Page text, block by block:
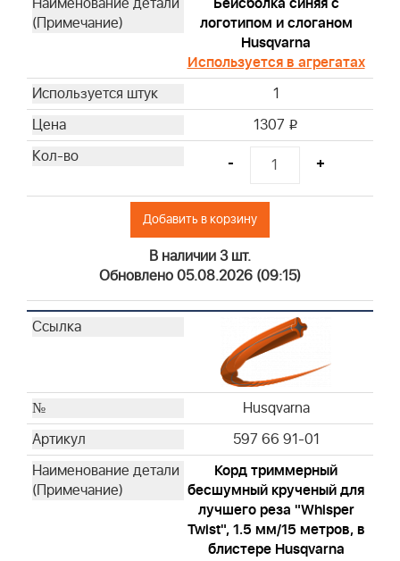
логотипом и слоганом
Husqvarna
Используется в агрегатах
1
1307 i
- +
Добавить в корзину
В наличии 3 шт.
Обновлено 05.08.2026 (09:15)
Husqvarna
597 66 91-01
Корд триммерный
бесшумный крученый для
лучшего реза "Whisper
Twist", 1.5 мм/15 метров, в
блистере Husqvarna